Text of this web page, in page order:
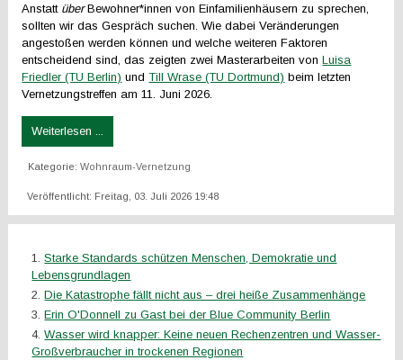
Anstatt überBewohner*innen von Einfamilienhäusern zu sprechen,
sollten wir das Gespräch suchen. Wie dabei Veränderungen
angestoßen werden können und welche weiteren Faktoren
entscheidend sind, das zeigten zwei Masterarbeiten vonLuisa
Friedler (TU Berlin) undTill Wrase (TU Dortmund) beim letzten
Vernetzungstreffen am 11. Juni 2026.
Weiterlesen ...
Kategorie:Wohnraum-Vernetzung
Veröffentlicht: Freitag, 03. Juli 2026 19:48
Starke Standards schützen Menschen, Demokratie und
Lebensgrundlagen
Die Katastrophe fällt nicht aus – drei heiße Zusammenhänge
Erin O'Donnell zu Gast bei der Blue Community Berlin
Wasser wird knapper: Keine neuen Rechenzentren und Wasser-
Großverbraucher in trockenen Regionen